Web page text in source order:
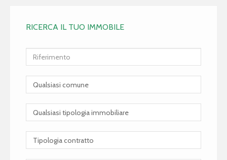
RICERCA IL TUO IMMOBILE